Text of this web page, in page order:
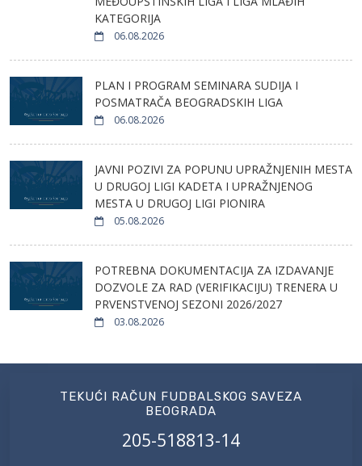
KATEGORIJA
06.08.2026
PLAN I PROGRAM SEMINARA SUDIJA I
POSMATRAČA BEOGRADSKIH LIGA
06.08.2026
JAVNI POZIVI ZA POPUNU UPRAŽNJENIH MESTA
U DRUGOJ LIGI KADETA I UPRAŽNJENOG
MESTA U DRUGOJ LIGI PIONIRA
05.08.2026
POTREBNA DOKUMENTACIJA ZA IZDAVANJE
DOZVOLE ZA RAD (VERIFIKACIJU) TRENERA U
PRVENSTVENOJ SEZONI 2026/2027
03.08.2026
TEKUĆI RAČUN FUDBALSKOG SAVEZA
BEOGRADA
205-518813-14